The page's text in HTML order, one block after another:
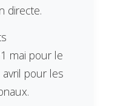
directe.
mai pour le
pour les